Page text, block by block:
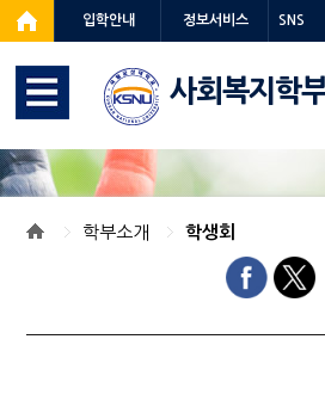
입학안내 정보서비스 SNS
사회복지학
학부소개 학생회